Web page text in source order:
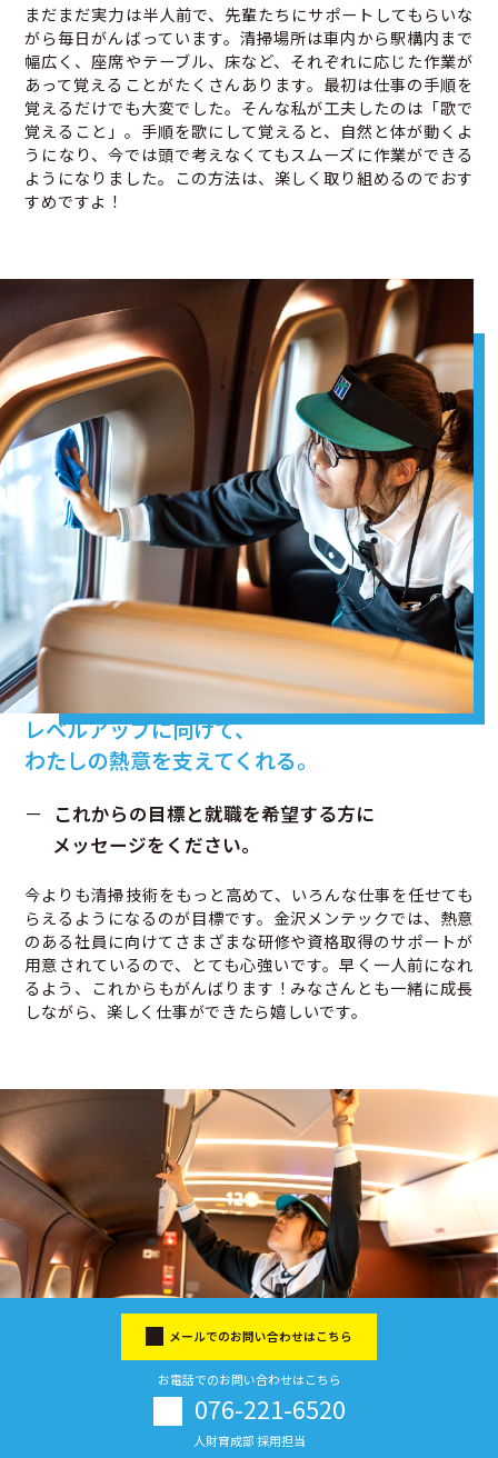
まだまだ実力は半人前で、先輩たちにサポートしてもらいな
がら毎日がんばっています。清掃場所は車内から駅構内まで
幅広く、座席やテーブル、床など、それぞれに応じた作業が
あって覚えることがたくさんあります。最初は仕事の手順を
覚えるだけでも大変でした。そんな私が工夫したのは「歌で
覚えること」。手順を歌にして覚えると、自然と体が動くよ
うになり、今では頭で考えなくてもスムーズに作業ができる
ようになりました。この方法は、楽しく取り組めるのでおす
すめですよ！
レベルアップに向けて、
わたしの熱意を支えてくれる。
これからの目標と就職を希望する方に
メッセージをください。
今よりも清掃技術をもっと高めて、いろんな仕事を任せても
らえるようになるのが目標です。金沢メンテックでは、熱意
のある社員に向けてさまざまな研修や資格取得のサポートが
用意されているので、とても心強いです。早く一人前になれ
るよう、これからもがんばります！みなさんとも一緒に成長
しながら、楽しく仕事ができたら嬉しいです。
メールでのお問い合わせはこちら
お電話でのお問い合わせはこちら
076-221-6520
人財育成部 採用担当